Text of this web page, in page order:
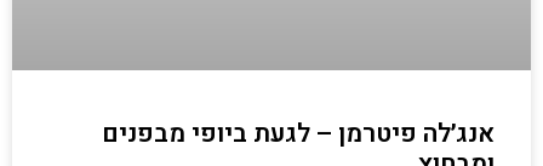
אנג׳לה פיטרמן – לגעת ביופי מבפנים